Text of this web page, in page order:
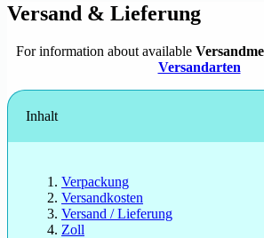
Versand & Lieferung
For information about available
Versandarten
Inhalt
Verpackung
Versandkosten
Versand / Lieferung
Zoll